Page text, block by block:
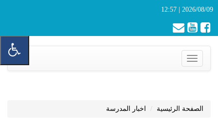
2026/08/09 | 12:57
Toggle
navigation
الصفحة الرئيسية اخبار المدرسة